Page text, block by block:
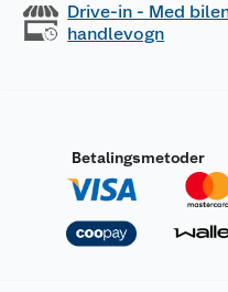
Drive-in - Med
handlevogn
Betalingsmetoder